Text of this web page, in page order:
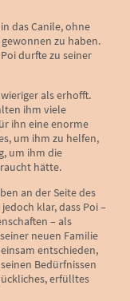
das Canile, ohne
zu haben.
durfte zu seiner
als erhofft.
ihm viele
ihn eine enorme
um ihm zu helfen,
um ihm die
hätte.
an der Seite des
klar, dass Poi –
– als
neuen Familie
entschieden,
Bedürfnissen
erfülltes